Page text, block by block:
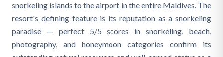
snorkeling islands to the airport in the entire Maldives. The
resort's defining feature is its reputation as a snorkeling
paradise — perfect 5/5 scores in snorkeling, beach,
photography, and honeymoon categories confirm its